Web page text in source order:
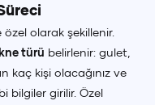
özel olarak şekillenir.
türü belirlenir: gulet,
kaç kişi olacağınız ve
bilgiler girilir. Özel